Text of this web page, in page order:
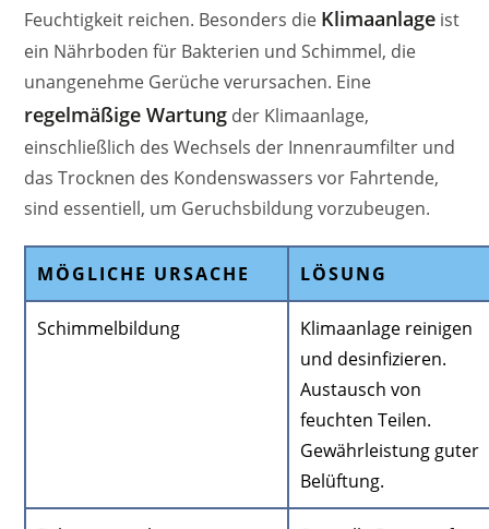
Feuchtigkeit reichen. Besonders die Klimaanlage ist
ein Nährboden für Bakterien und Schimmel, die
unangenehme Gerüche verursachen. Eine
regelmäßige Wartung der Klimaanlage,
einschließlich des Wechsels der Innenraumfilter und
das Trocknen des Kondenswassers vor Fahrtende,
sind essentiell, um Geruchsbildung vorzubeugen.
MÖGLICHE URSACHE LÖSUNG
Schimmelbildung
Klimaanlage reinigen
und desinfizieren.
Austausch von
feuchten Teilen.
Gewährleistung guter
Belüftung.